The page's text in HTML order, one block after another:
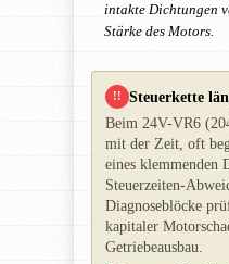
intakte Dichtungen
Stärke des Motors.
!! Steuerkette
Beim 24V-VR6
mit der Zeit, oft
eines klemmenden
Steuerzeiten-
Diagnoseblöcke
kapitaler
Getriebeausbau.